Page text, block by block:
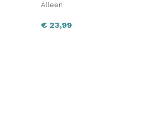
Alleen
€ 23,99